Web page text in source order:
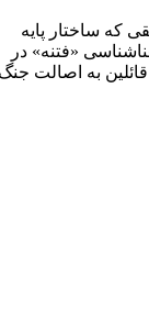
که ساختار پایه
«فتنه» در
که از ادله قائلین به اصالت